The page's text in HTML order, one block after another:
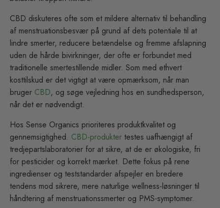
CBD diskuteres ofte som et mildere alternativ til behandling
af menstruationsbesvær på grund af dets potentiale til at
lindre smerter, reducere betændelse og fremme afslapning
uden de hårde bivirkninger, der ofte er forbundet med
traditionelle smertestillende midler. Som med ethvert
kosttilskud er det vigtigt at være opmærksom, når man
bruger CBD, og søge vejledning hos en sundhedsperson,
når det er nødvendigt.
Hos Sense Organics prioriteres produktkvalitet og
gennemsigtighed. CBD-produkter testes uafhængigt af
tredjepartslaboratorier for at sikre, at de er økologiske, fri
for pesticider og korrekt mærket. Dette fokus på rene
ingredienser og teststandarder afspejler en bredere
tendens mod sikrere, mere naturlige wellness-løsninger til
håndtering af menstruationssmerter og PMS-symptomer.